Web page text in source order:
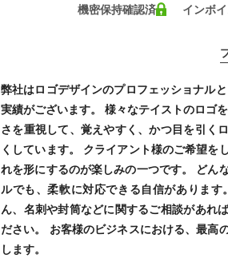
機密保持確認済
インボ
弊社はロゴデザインのプロフェッショナル
実績がございます。 様々なテイストのロゴ
さを重視して、覚えやすく、かつ目を引く
くしています。 クライアント様のご希望を
れを形にするのが楽しみの一つです。 どん
ルでも、柔軟に対応できる自信があります
ん、名刺や封筒などに関するご相談があれ
ださい。 お客様のビジネスにおける、最高
します。